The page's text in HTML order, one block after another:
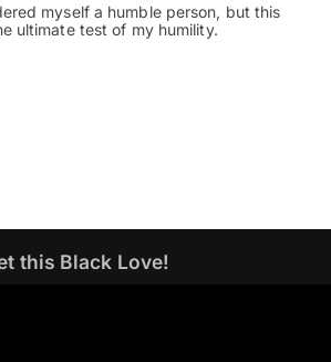
myself a humble person, but this
ultimate test of my humility.
this Black Love!